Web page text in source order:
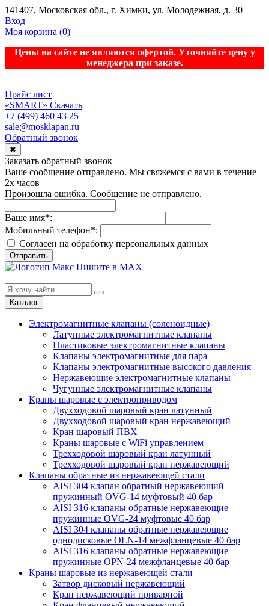
141407, Московская обл., г. Химки, ул. Молодежная, д. 30
Вход
Моя корзина (0)
Цены на сайте не являются офертой. Уточняйте цену у
менеджера при заказе.
Прайс лист
«SMART» Скачать
+7 (499) 460 43 25
sale@mosklapan.ru
Обратный звонок
✖
Заказать обратный звонок
Ваше сообщение отправлено. Мы свяжемся с вами в течение
2х часов
Произошла ошибка. Сообщение не отправлено.
Ваше имя*:
Мобильный телефон*:
Согласен на обработку персональныx данных
Отправить
Пишите в MAX
Каталог
Электромагнитные клапаны (соленоидные)
Латунные электромагнитные клапаны
Пластиковые электромагнитные клапаны
Клапаны электромагнитные для пара
Клапаны электромагнитные высокого давления
Нержавеющие электромагнитные клапаны
Чугунные электромагнитные клапаны
Краны шаровые с электроприводом
Двухходовой шаровый кран латунный
Двухходовой шаровый кран нержавеющий
Кран шаровый ПВХ
Краны шаровые с WiFi управлением
Трехходовой шаровый кран латунный
Трехходовой шаровый кран нержавеющий
Клапаны обратные из нержавеющей стали
AISI 304 клапан обратный нержавеющий
пружинный OVG-14 муфтовый 40 бар
AISI 316 клапаны обратные нержавеющие
пружинные OVG-24 муфтовые 40 бар
AISI 304 клапаны обратные нержавеющие
однодисковые OLN-14 межфланцевые 40 бар
AISI 316 клапаны обратные нержавеющие
пружинные OPN-24 межфланцевые 40 бар
Краны шаровые из нержавеющей стали
Затвор дисковый нержавеющий
Кран нержавеющий приварной